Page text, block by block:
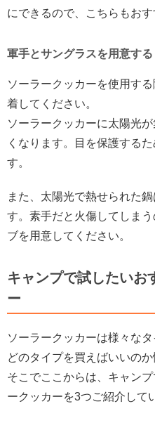
にできるので、こちらもおす
軍手とサングラスを用意する
ソーラークッカーを使用す
着してください。
ソーラークッカーに太陽光
くなります。目を保護する
す。
また、太陽光で熱せられた
す。素手だと火傷してしま
ブを用意してください。
キャンプで試したいお
ー
ソーラークッカーは様々な
どのタイプを買えばいいの
そこでここからは、キャン
ークッカーを3つご紹介して